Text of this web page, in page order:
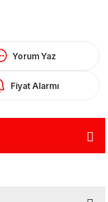
Yorum Yaz
Fiyat Alarmı